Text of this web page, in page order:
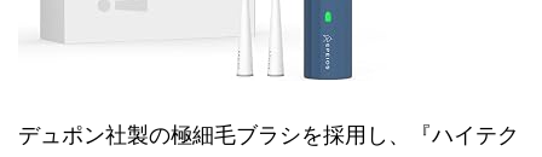
デュポン社製の極細毛ブラシを採用し、『ハイテク